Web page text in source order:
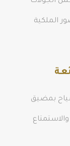
الملكية
بمضيق